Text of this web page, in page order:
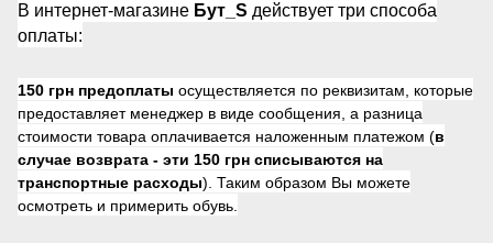
В интернет-магазине Бут_S действует три способа
оплаты:
150 грн предоплаты осуществляется по реквизитам, которые
предоставляет менеджер в виде сообщения, а разница
стоимости товара оплачивается наложенным платежом (в
случае возврата - эти 150 грн списываются на
транспортные расходы). Таким образом Вы можете
осмотреть и примерить обувь.